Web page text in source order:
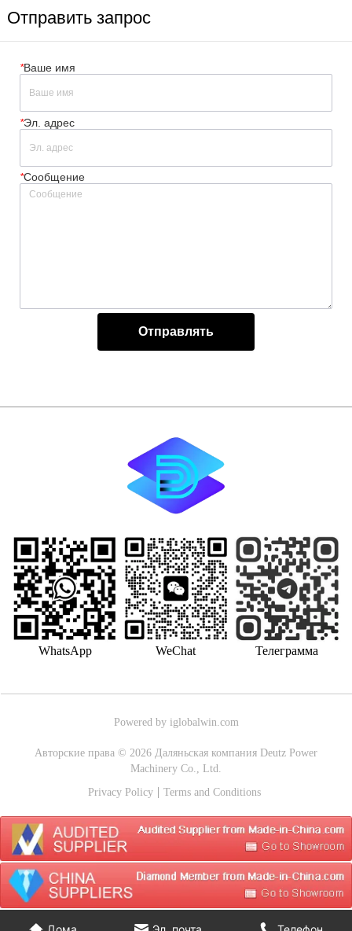
Отправить запрос
*Ваше имя
*Эл. адрес
*Сообщение
Отправлять
WhatsApp WeChat Телеграмма
Powered by iglobalwin.com
Авторские права © 2026 Даляньская компания Deutz Power
Machinery Co., Ltd.
Privacy Policy
Terms and Conditions